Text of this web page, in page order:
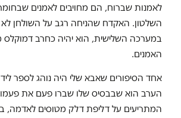
לאמנות שברוח, הם מחויבים לאמנים
השלטון. האקדח שהניחה רגב על השולחן לא
במערכה השלישית, הוא יהיה כחרב דמוקלס
האמנים.
אחד הסיפורים שאבא שלי היה נוהג לספר
הערב הוא שבבסיס שלו שברו פעם את
המתריעים על דליפת דלק מטוסים לאדמה,